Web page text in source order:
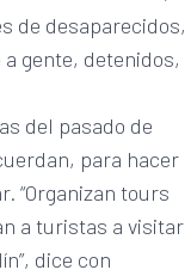
de desaparecidos,
gente, detenidos,
del pasado de
para hacer
“Organizan tours
a turistas a visitar
dice con